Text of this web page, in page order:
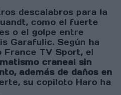
descalabros para la
como el fuerte
o el golpe entre
Garafulic. Según ha
France TV Sport, el
craneal sin
además de daños en
su copiloto Haro ha